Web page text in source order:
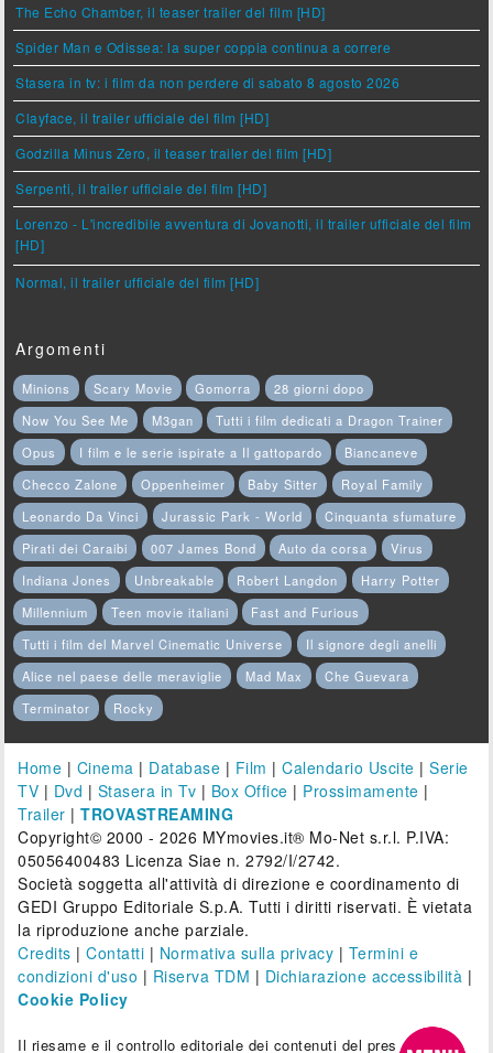
The Echo Chamber, il teaser trailer del film [HD]
Spider Man e Odissea: la super coppia continua a correre
Stasera in tv: i film da non perdere di sabato 8 agosto 2026
Clayface, il trailer ufficiale del film [HD]
Godzilla Minus Zero, il teaser trailer del film [HD]
Serpenti, il trailer ufficiale del film [HD]
Lorenzo - L'incredibile avventura di Jovanotti, il trailer ufficiale del film
[HD]
Normal, il trailer ufficiale del film [HD]
Argomenti
Minions Scary Movie Gomorra
28 giorni dopo
Now You See Me
M3gan
Tutti i film dedicati a Dragon Trainer
Opus
I film e le serie ispirate a Il gattopardo
Biancaneve
Checco Zalone
Oppenheimer Baby Sitter
Royal Family
Leonardo Da Vinci
Jurassic Park - World
Cinquanta sfumature
Pirati dei Caraibi
007 James Bond Auto da corsa
Virus
Indiana Jones
Unbreakable Robert Langdon
Harry Potter
Millennium
Teen movie italiani
Fast and Furious
Tutti i film del Marvel Cinematic Universe
Il signore degli anelli
Alice nel paese delle meraviglie
Mad Max
Che Guevara
Terminator
Rocky
Home | Cinema | Database | Film |Calendario Uscite |Serie
TV | Dvd | Stasera in Tv | Box Office | Prossimamente |
Trailer |TROVASTREAMING
Copyright© 2000 - 2026 MYmovies.it® Mo-Net s.r.l. P.IVA:
05056400483 Licenza Siae n. 2792/I/2742.
Società soggetta all'attività di direzione e coordinamento di
GEDI Gruppo Editoriale S.p.A. Tutti i diritti riservati. È vietata
la riproduzione anche parziale.
Credits |Contatti | Normativa sulla privacy | Termini e
condizioni d'uso | Riserva TDM | Dichiarazione accessibilità |
Cookie Policy
Il riesame e il controllo editoriale dei contenuti del presente sito